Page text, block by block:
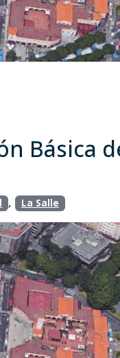
Básica
, La Salle